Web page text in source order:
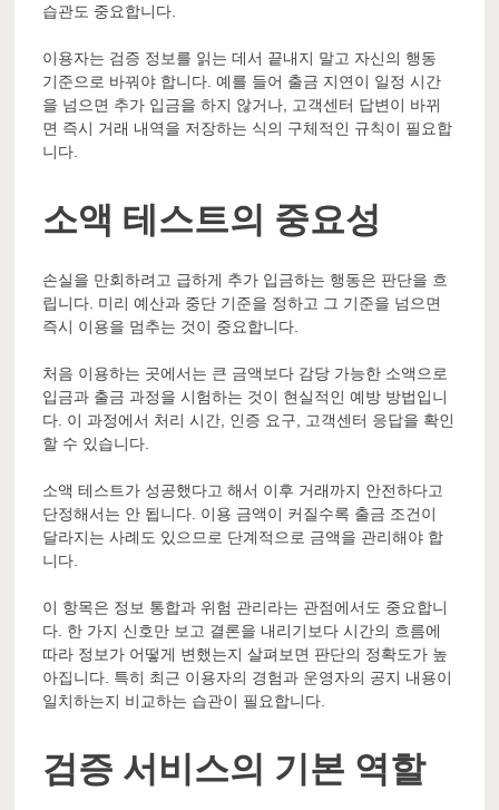
습관도 중요합니다.
이용자는 검증 정보를 읽는 데서 끝내지 말고 자신의 행동
기준으로 바꿔야 합니다. 예를 들어 출금 지연이 일정 시간
을 넘으면 추가 입금을 하지 않거나, 고객센터 답변이 바뀌
면 즉시 거래 내역을 저장하는 식의 구체적인 규칙이 필요합
니다.
소액 테스트의 중요성
손실을 만회하려고 급하게 추가 입금하는 행동은 판단을 흐
립니다. 미리 예산과 중단 기준을 정하고 그 기준을 넘으면
즉시 이용을 멈추는 것이 중요합니다.
처음 이용하는 곳에서는 큰 금액보다 감당 가능한 소액으로
입금과 출금 과정을 시험하는 것이 현실적인 예방 방법입니
다. 이 과정에서 처리 시간, 인증 요구, 고객센터 응답을 확인
할 수 있습니다.
소액 테스트가 성공했다고 해서 이후 거래까지 안전하다고
단정해서는 안 됩니다. 이용 금액이 커질수록 출금 조건이
달라지는 사례도 있으므로 단계적으로 금액을 관리해야 합
니다.
이 항목은 정보 통합과 위험 관리라는 관점에서도 중요합니
다. 한 가지 신호만 보고 결론을 내리기보다 시간의 흐름에
따라 정보가 어떻게 변했는지 살펴보면 판단의 정확도가 높
아집니다. 특히 최근 이용자의 경험과 운영자의 공지 내용이
일치하는지 비교하는 습관이 필요합니다.
검증 서비스의 기본 역할